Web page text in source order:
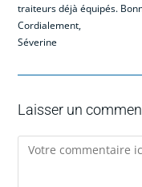
traiteurs déjà équipés.
Cordialement,
Séverine
Laisser un